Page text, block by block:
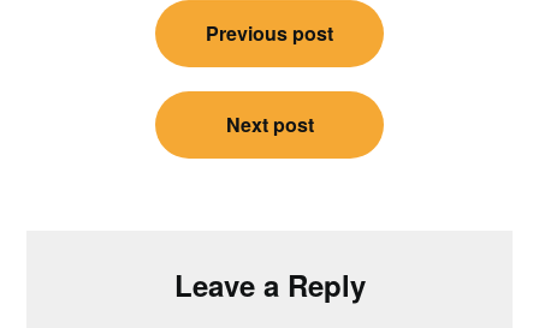
navigation
Previous post
Next post
Leave a Reply